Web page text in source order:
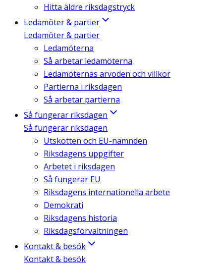
Hitta äldre riksdagstryck
Ledamöter & partier
Ledamöter & partier
Ledamöterna
Så arbetar ledamöterna
Ledamöternas arvoden och villkor
Partierna i riksdagen
Så arbetar partierna
Så fungerar riksdagen
Så fungerar riksdagen
Utskotten och EU-nämnden
Riksdagens uppgifter
Arbetet i riksdagen
Så fungerar EU
Riksdagens internationella arbete
Demokrati
Riksdagens historia
Riksdagsförvaltningen
Kontakt & besök
Kontakt & besök